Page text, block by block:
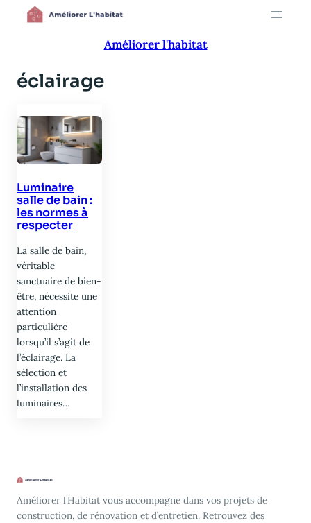
Aller
Améliorer l'habitat
éclairage
Luminaire
salle de bain :
les normes à
respecter
La salle de bain,
véritable
sanctuaire de bien-
être, nécessite une
attention
particulière
lorsqu’il s’agit de
l’éclairage. La
sélection et
l’installation des
luminaires…
Améliorer l’Habitat vous accompagne dans vos projets de
construction, de rénovation et d’entretien. Retrouvez des